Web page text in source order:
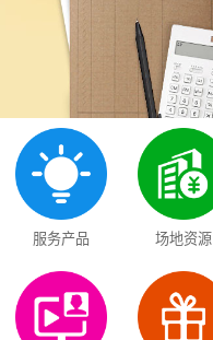
服务产品 场地资源